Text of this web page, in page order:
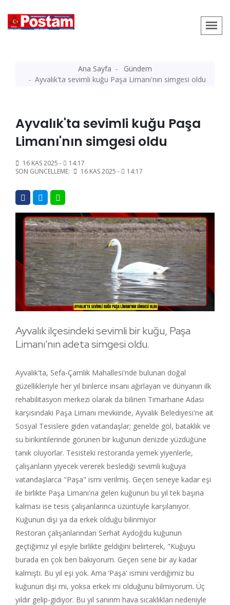
Ana Sayfa
Gündem
Ayvalık'ta sevimli kuğu Paşa Limanı'nın simgesi oldu
Ayvalık'ta sevimli kuğu Paşa
Limanı'nın simgesi oldu
16 KAS 2025 -
14:17
SON GÜNCELLEME:
16 KAS 2025 - 14:17
Ayvalık ilçesindeki sevimli bir kuğu, Paşa
Limanı'nın adeta simgesi oldu.
Ayvalık'ta, Sefa-Çamlık Mahallesi'nde bulunan doğal
güzellikleriyle her yıl binlerce insanı ağırlayan ve dünyanın ilk
rehabilitasyon merkezi olarak da bilinen Tımarhane Adası
karşısındaki Paşa Limanı mevkiinde, Ayvalık Belediyesi'ne ait
Sosyal Tesislere giden vatandaşlar; genelde göl, bataklık ve
su birikintilerinde görünen bir kuğunun denizde yüzdüğüne
tanık oluyorlar. Tesisteki restoranda yemek yiyenlerle,
çalışanların yiyecek vererek beslediği sevimli kuğuya
vatandaşlarca "Paşa" ismi verilmiş. Geçen seneye kadar eşi
ile birlikte Paşa Limanı'na gelen kuğunun bu yıl tek başına
kalması ise tesis çalışanlarınca üzüntüyle karşılanıyor.
Kuğunun dişi ya da erkek olduğu bilinmiyor
Restoran çalışanlarından Serhat Aydoğdu kuğunun
geçtiğimiz yıl eşiyle birlikte geldiğini belirterek, "Kuğuyu
burada en çok ben bakıyorum. Geçen sene bir ay kadar
kalmıştı. Bu yıl eşi yok. Ama ‘Paşa' ismini verdiğimiz bu
kuğunun dişi mi, yoksa erkek mi olduğunu bilmiyorum. Üç
yıldır gelip-gidiyor. Bu yıl sanırım hava sıcaklıkları nedeniyle